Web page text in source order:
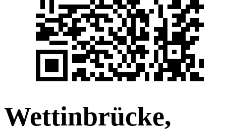
Wettinbrücke,